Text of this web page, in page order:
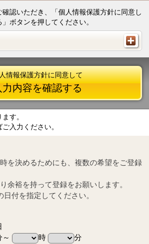
認いただき、「個人情報保護方針に同意し
ボタンを押してください。
情報保護方針に同意して
力内容を確認する
す。
入力ください。
を決めるためにも、複数の希望をご登録
余裕を持って登録をお願いします。
付を指定してください。
～ 時
分